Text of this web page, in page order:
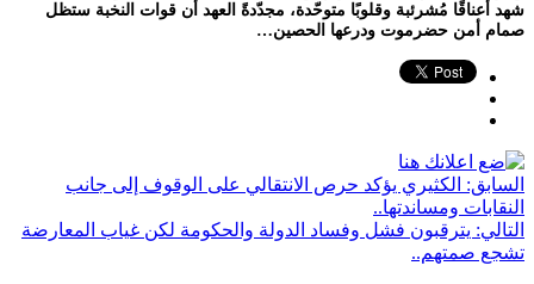
شهد أعناقًا مُشرئبة وقلوبًا متوحّدة، مجدّدةً العهد أن قوات النخبة ستظل
صمام أمن حضرموت ودرعها الحصين…
السابق: الكثيري يؤكد حرص الانتقالي على الوقوف إلى جانب
النقابات ومساندتها..
التالي: يترقبون فشل وفساد الدولة والحكومة لكن غياب المعارضة
تشجع صمتهم..